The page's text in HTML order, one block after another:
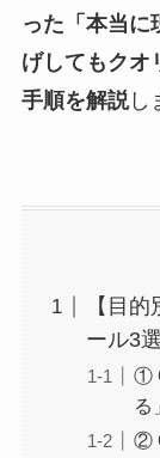
った「本当に
げしてもクオ
手順を解説し
【目
ール3選
①
る
②